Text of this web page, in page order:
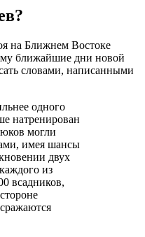
на Ближнем Востоке
ближайшие дни новой
словами, написанными
одного
натренирован
могли
имея шансы
двух
из
всадников,